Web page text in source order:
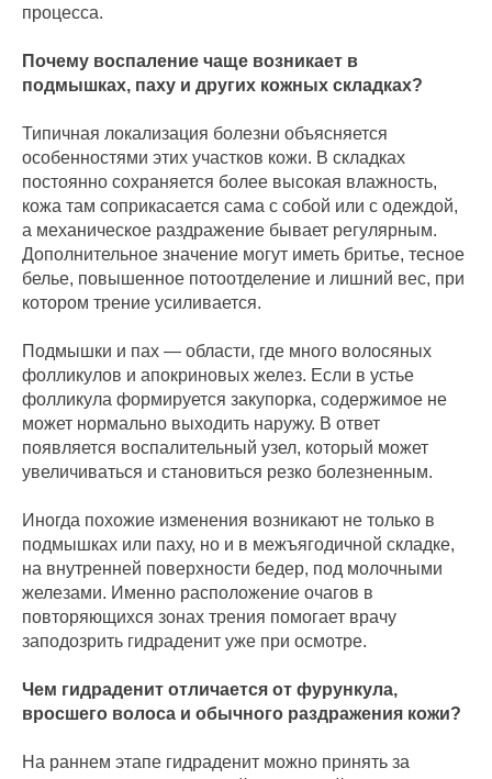
процесса.
Почему воспаление чаще возникает в
подмышках, паху и других кожных складках?
Типичная локализация болезни объясняется
особенностями этих участков кожи. В складках
постоянно сохраняется более высокая влажность,
кожа там соприкасается сама с собой или с одеждой,
а механическое раздражение бывает регулярным.
Дополнительное значение могут иметь бритье, тесное
белье, повышенное потоотделение и лишний вес, при
котором трение усиливается.
Подмышки и пах — области, где много волосяных
фолликулов и апокриновых желез. Если в устье
фолликула формируется закупорка, содержимое не
может нормально выходить наружу. В ответ
появляется воспалительный узел, который может
увеличиваться и становиться резко болезненным.
Иногда похожие изменения возникают не только в
подмышках или паху, но и в межъягодичной складке,
на внутренней поверхности бедер, под молочными
железами. Именно расположение очагов в
повторяющихся зонах трения помогает врачу
заподозрить гидраденит уже при осмотре.
Чем гидраденит отличается от фурункула,
вросшего волоса и обычного раздражения кожи?
На раннем этапе гидраденит можно принять за